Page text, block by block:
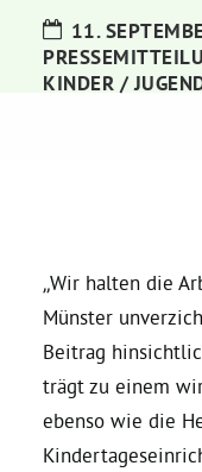
Personen
Sylvia
Daniel Freund,
Delegierte
11.
KINDER /
„Wir halten die
Münster
Beitrag
trägt zu einem
ebenso wie die